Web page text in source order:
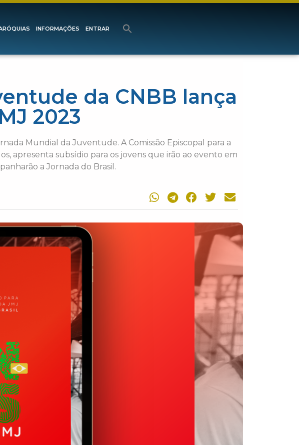
INFORMAÇÕES ENTRAR
da CNBB lança
2023
Mundial da Juventude. A Comissão Episcopal para a
apresenta subsídio para os jovens que irão ao evento em
a Jornada do Brasil.